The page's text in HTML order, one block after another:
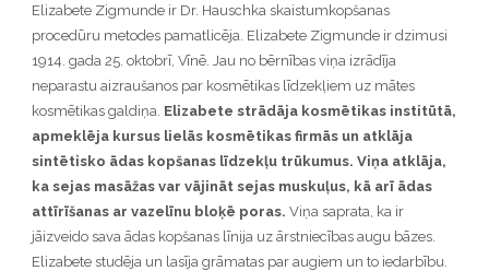
Elizabete Zigmunde ir Dr. Hauschka skaistumkopšanas
procedūru metodes pamatlicēja. Elizabete Zigmunde ir dzimusi
1914. gada 25. oktobrī, Vīnē. Jau no bērnības viņa izrādīja
neparastu aizraušanos par kosmētikas līdzekļiem uz mātes
kosmētikas galdiņa. Elizabete strādāja kosmētikas institūtā,
apmeklēja kursus lielās kosmētikas firmās un atklāja
sintētisko ādas kopšanas līdzekļu trūkumus. Viņa atklāja,
ka sejas masāžas var vājināt sejas muskuļus, kā arī ādas
attīrīšanas ar vazelīnu bloķē poras. Viņa saprata, ka ir
jāizveido sava ādas kopšanas līnija uz ārstniecības augu bāzes.
Elizabete studēja un lasīja grāmatas par augiem un to iedarbību.